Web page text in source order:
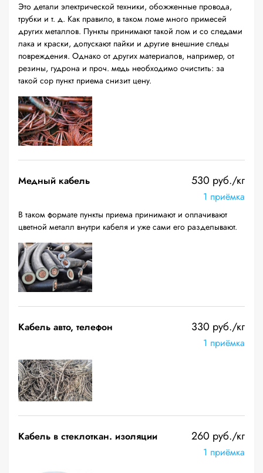
Это детали электрической техники, обожженные провода,
трубки и т. д. Как правило, в таком ломе много примесей
других металлов. Пункты принимают такой лом и со следами
лака и краски, допускают пайки и другие внешние следы
повреждения. Однако от других материалов, например, от
резины, гудрона и проч. медь необходимо очистить: за
такой сор пункт приема снизит цену.
Медный кабель 530 руб./кг
1 приёмка
В таком формате пункты приема принимают и оплачивают
цветной металл внутри кабеля и уже сами его разделывают.
Кабель авто, телефон 330 руб./кг
1 приёмка
Кабель в стеклоткан. изоляции 260 руб./кг
1 приёмка